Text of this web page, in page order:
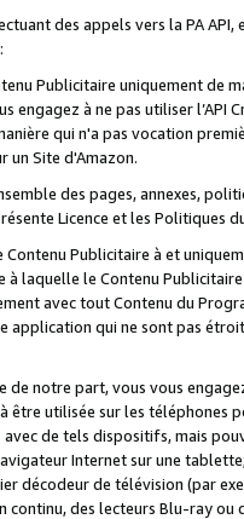
des appels vers la PA
Publicitaire uniquement de
engagez à ne pas utiliser l’API
qui n'a pas vocation
un Site d'Amazon.
des pages, annexes,
Licence et les Politiques
Contenu Publicitaire à et
laquelle le Contenu
avec tout Contenu du
application qui ne sont pas
de notre part, vous vous
être utilisée sur les téléphones
avec de tels dispositifs, mais
Internet sur une
décodeur de télévision (par
des lecteurs Blu-ray